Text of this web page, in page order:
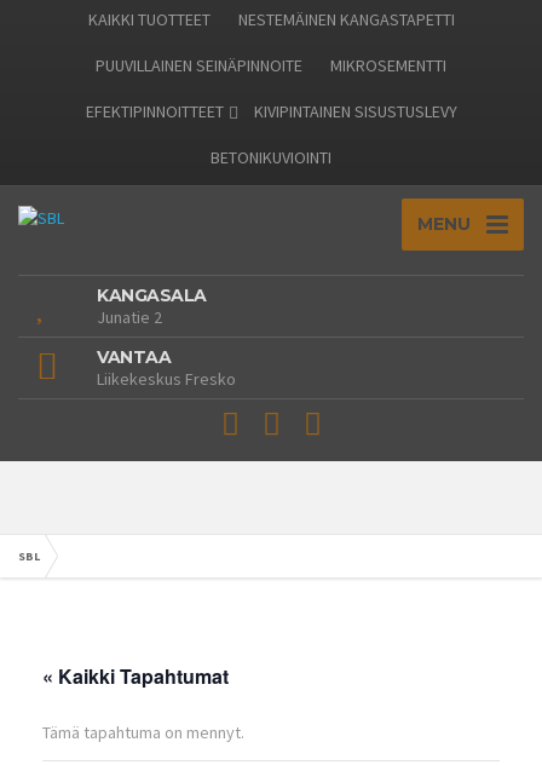
KAIKKI TUOTTEET NESTEMÄINEN KANGASTAPETTI
PUUVILLAINEN SEINÄPINNOITE MIKROSEMENTTI
EFEKTIPINNOITTEET KIVIPINTAINEN SISUSTUSLEVY
BETONIKUVIOINTI
MENU
KANGASALA
Junatie 2
VANTAA
Liikekeskus Fresko
SBL
« Kaikki Tapahtumat
Tämä tapahtuma on mennyt.